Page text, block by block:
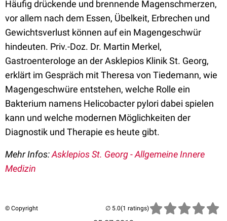
Häufig drückende und brennende Magenschmerzen,
vor allem nach dem Essen, Übelkeit, Erbrechen und
Gewichtsverlust können auf ein Magengeschwür
hindeuten. Priv.-Doz. Dr. Martin Merkel,
Gastroenterologe an der Asklepios Klinik St. Georg,
erklärt im Gespräch mit Theresa von Tiedemann, wie
Magengeschwüre entstehen, welche Rolle ein
Bakterium namens Helicobacter pylori dabei spielen
kann und welche modernen Möglichkeiten der
Diagnostik und Therapie es heute gibt.
Mehr Infos:Asklepios St. Georg - Allgemeine Innere
Medizin
© Copyright (1 ratings)